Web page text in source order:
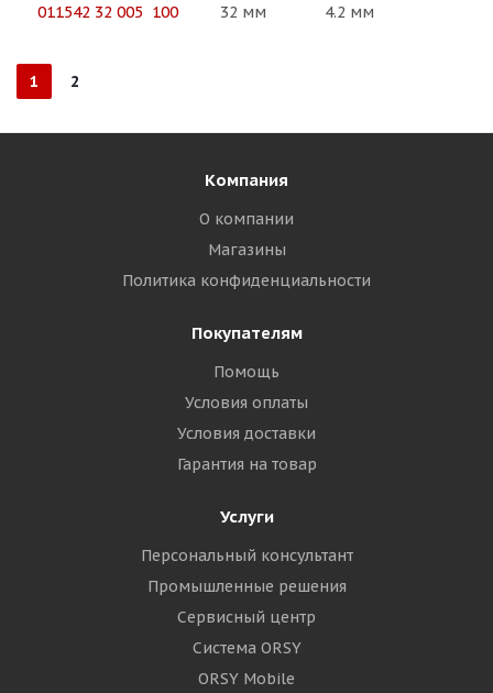
011542 32 005 100 32 мм 4.2 мм
1 2
Компания
О компании
Магазины
Политика конфиденциальности
Покупателям
Помощь
Условия оплаты
Условия доставки
Гарантия на товар
Услуги
Персональный консультант
Промышленные решения
Сервисный центр
Система ORSY
ORSY Mobile